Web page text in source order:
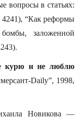
вопросы в статьях:
“Как реформы
заложенной
курю и не люблю
Daily”, 1998,
Новикова —